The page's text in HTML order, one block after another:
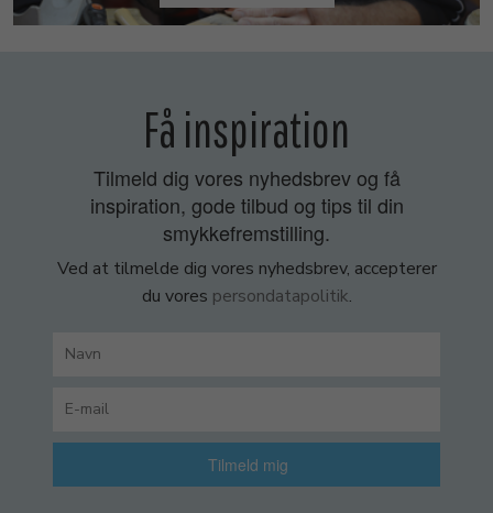
Få inspiration
Tilmeld dig vores nyhedsbrev og få
inspiration, gode tilbud og tips til din
smykkefremstilling.
Ved at tilmelde dig vores nyhedsbrev, accepterer
du vores persondatapolitik.
Tilmeld mig